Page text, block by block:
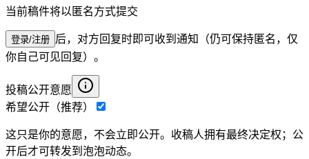
当前稿件将以匿名方式提交
登录/注册 后，对方回复时即可收到通知（仍可保持匿名，仅
你自己可见回复）。
投稿公开意愿
希望公开（推荐）
这只是你的意愿，不会立即公开。收稿人拥有最终决定权；公
开后才可转发到泡泡动态。